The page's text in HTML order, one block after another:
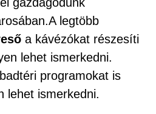
legtöbb
a kávézókat részesíti
lehet ismerkedni.
programokat is
lehet ismerkedni.